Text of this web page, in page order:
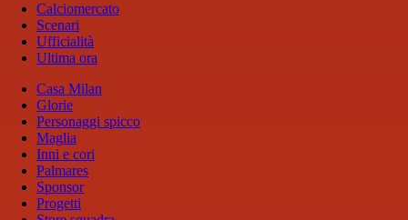
Calciomercato
Scenari
Ufficialità
Ultima ora
Casa Milan
Glorie
Personaggi spicco
Maglia
Inni e cori
Palmares
Sponsor
Progetti